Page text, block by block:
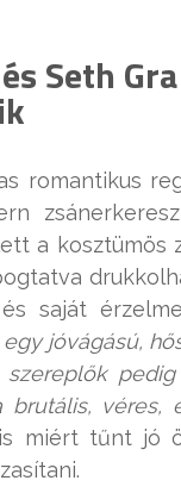
Seth
romantikus
a kosztümös
saját
jóvágású,
véres,
miért tűnt jó